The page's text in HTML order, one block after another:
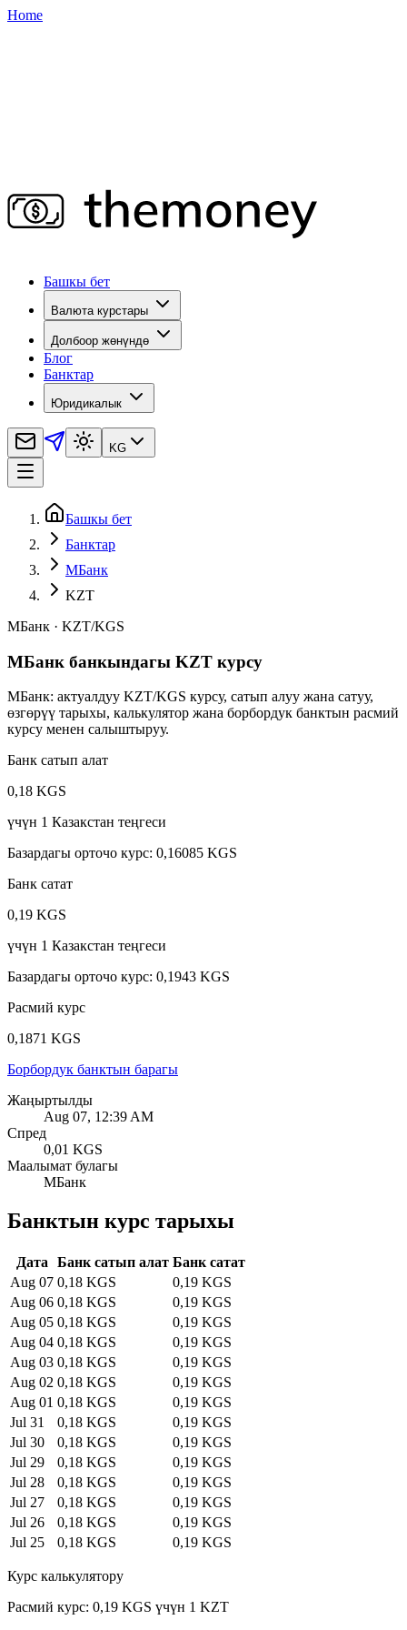
Home
Башкы бет
Валюта курстары
Долбоор жөнүндө
Блог
Банктар
Юридикалык
KG
Башкы бет
Банктар
МБанк
KZT
МБанк · KZT/KGS
МБанк банкындагы KZT курсу
МБанк: актуалдуу KZT/KGS курсу, сатып алуу жана сатуу,
өзгөрүү тарыхы, калькулятор жана борбордук банктын расмий
курсу менен салыштыруу.
Банк сатып алат
0,18 KGS
үчүн 1 Казакстан теңгеси
Базардагы орточо курс: 0,16085 KGS
Банк сатат
0,19 KGS
үчүн 1 Казакстан теңгеси
Базардагы орточо курс: 0,1943 KGS
Расмий курс
0,1871 KGS
Борбордук банктын барагы
Жаңыртылды
Aug 07, 12:39 AM
Спред
0,01 KGS
Маалымат булагы
МБанк
Банктын курс тарыхы
Дата Банк сатып алат Банк сатат
Aug 07 0,18 KGS
0,19 KGS
Aug 06 0,18 KGS
0,19 KGS
Aug 05 0,18 KGS
0,19 KGS
Aug 04 0,18 KGS
0,19 KGS
Aug 03 0,18 KGS
0,19 KGS
Aug 02 0,18 KGS
0,19 KGS
Aug 01 0,18 KGS
0,19 KGS
Jul 31
0,18 KGS
0,19 KGS
Jul 30
0,18 KGS
0,19 KGS
Jul 29
0,18 KGS
0,19 KGS
Jul 28
0,18 KGS
0,19 KGS
Jul 27
0,18 KGS
0,19 KGS
Jul 26
0,18 KGS
0,19 KGS
Jul 25
0,18 KGS 0,19 KGS
Курс калькулятору
Расмий курс: 0,19 KGS үчүн 1 KZT